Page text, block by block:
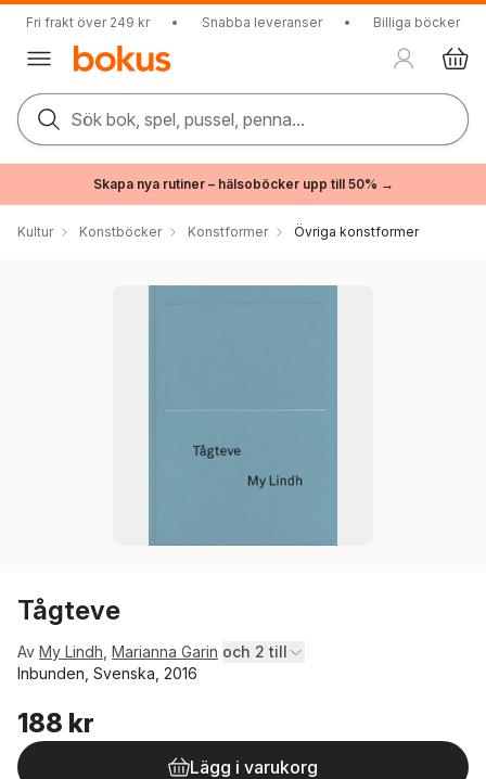
Fri frakt över 249 kr • Snabba leveranser • Billiga böcker
Sök bok, spel, pussel, penna...
Skapa nya rutiner – hälsoböcker upp till 50% →
Kultur Konstböcker Konstformer Övriga konstformer
Tågteve
Av My Lindh Marianna Garin och 2 till
Inbunden, Svenska, 2016
188 kr
Lägg i varukorg